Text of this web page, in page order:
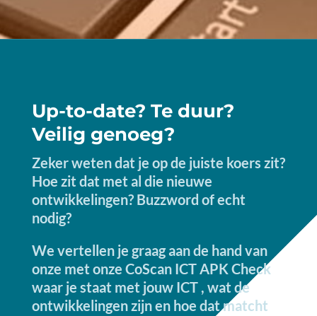
Up-to-date? Te duur?
Veilig genoeg?
Zeker weten dat je op de juiste koers zit?
Hoe zit dat met al die nieuwe
ontwikkelingen? Buzzword of echt
nodig?
We vertellen je graag aan de hand van
onze met onze CoScan ICT APK Check
waar je staat met jouw ICT , wat de
ontwikkelingen zijn en hoe dat matcht